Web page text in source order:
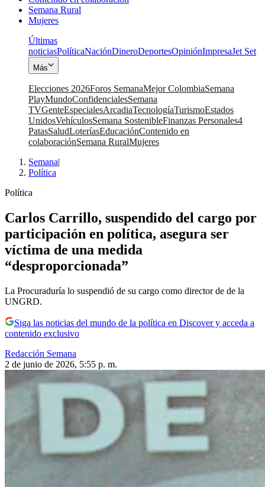
Semana Rural
Mujeres
Últimas
noticiasPolíticaNaciónDineroDeportesOpiniónImpresaJet Set
Más
Elecciones 2026Foros SemanaMejor ColombiaSemana
PlayMundoConfidencialesSemana
TVGenteEspecialesArcadiaTecnologíaTurismoEstados
UnidosVehículosSemana SostenibleFinanzas Personales4
PatasSaludLoteríasEducaciónContenido en
colaboraciónSemana RuralMujeres
Semana|
Política
Política
Carlos Carrillo, suspendido del cargo por
participación en política, asegura ser
víctima de una medida
“desproporcionada”
La Procuraduría lo suspendió de su cargo como director de de la
UNGRD.
Siga las noticias del mundo de la política en Discover y acceda a
contenido exclusivo
Redacción Semana
2 de junio de 2026, 5:55 p. m.